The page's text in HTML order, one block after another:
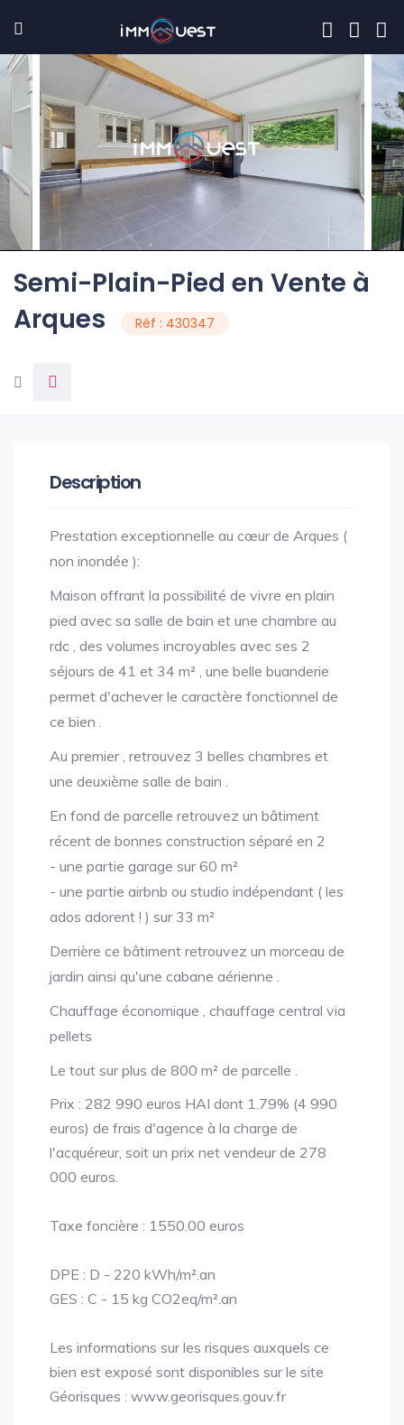
Semi-Plain-Pied en Vente à
Arques
Réf : 430347
Description
Prestation exceptionnelle au cœur de Arques (
non inondée ):
Maison offrant la possibilité de vivre en plain
pied avec sa salle de bain et une chambre au
rdc , des volumes incroyables avec ses 2
séjours de 41 et 34 m² , une belle buanderie
permet d'achever le caractère fonctionnel de
ce bien .
Au premier , retrouvez 3 belles chambres et
une deuxième salle de bain .
En fond de parcelle retrouvez un bâtiment
récent de bonnes construction séparé en 2
- une partie garage sur 60 m²
- une partie airbnb ou studio indépendant ( les
ados adorent ! ) sur 33 m²
Derrière ce bâtiment retrouvez un morceau de
jardin ainsi qu'une cabane aérienne .
Chauffage économique , chauffage central via
pellets
Le tout sur plus de 800 m² de parcelle .
Prix : 282 990 euros HAI dont 1.79% (4 990
euros) de frais d'agence à la charge de
l'acquéreur, soit un prix net vendeur de 278
000 euros.
Taxe foncière : 1550.00 euros
DPE : D - 220 kWh/m².an
GES : C - 15 kg CO2eq/m².an
Les informations sur les risques auxquels ce
bien est exposé sont disponibles sur le site
Géorisques : www.georisques.gouv.fr